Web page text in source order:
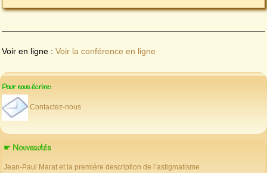
Voir en ligne : Voir la conférence en ligne
Pour nous écrire:
Contactez-nous
☛ Nouveautés
Jean-Paul Marat et la première description de l’astigmatisme